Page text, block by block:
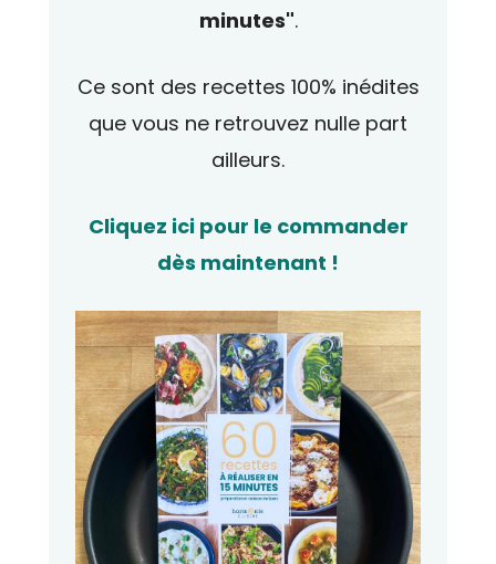
minutes".
Ce sont des recettes 100% inédites
que vous ne retrouvez nulle part
ailleurs.
Cliquez ici pour le commander
dès maintenant !